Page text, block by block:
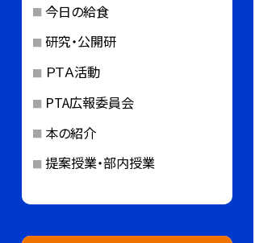
今日の給食
研究・公開研
ＰＴＡ活動
PTA広報委員会
本の紹介
提案授業・部内授業